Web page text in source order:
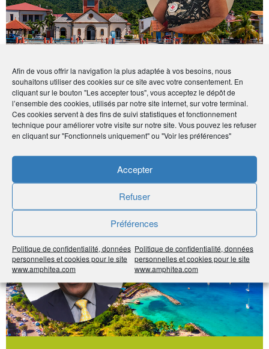
Afin de vous offrir la navigation la plus adaptée à vos besoins, nous
souhaitons utiliser des cookies sur ce site avec votre consentement. En
cliquant sur le bouton "Les accepter tous", vous acceptez le dépôt de
l’ensemble des cookies, utilisés par notre site internet, sur votre terminal.
Ces cookies servent à des fins de suivi statistiques et fonctionnement
technique pour améliorer votre visite sur notre site. Vous pouvez les refuser
en cliquant sur "Fonctionnels uniquement" ou "Voir les préférences"
Accepter
Refuser
Préférences
Politique de confidentialité, données
personnelles et cookies pour le site
www.amphitea.com
Politique de confidentialité, données
personnelles et cookies pour le site
www.amphitea.com
Portrait de vos Correspondants régionaux
À la rencontre de Olympe Francil (Antilles-
Guyane)
#Martinique